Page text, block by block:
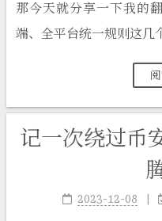
那今天就分享一下我的
端、全平台统一规则这几
记一次绕过币
2023-12-08